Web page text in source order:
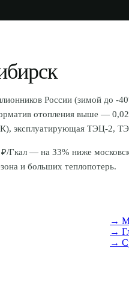
России (зимой до -
отопления выше —
эксплуатирующая ТЭЦ-2,
₽/Гкал — на 33% ниже
и больших теплопотерь.
→
→
→